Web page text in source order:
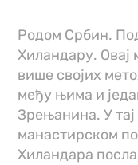
Родом Србин.
Хиландару. Овај
више својих
међу њима и
Зрењанина. У тај
манастирском
Хиландара